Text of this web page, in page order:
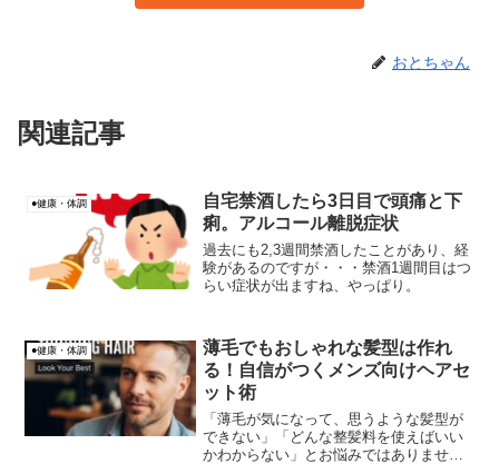
おとちゃん
関連記事
●健康・体調
自宅禁酒したら3日目で頭痛と下
痢。アルコール離脱症状
過去にも2,3週間禁酒したことがあり、経
験があるのですが・・・禁酒1週間目はつ
らい症状が出ますね、やっぱり。
●健康・体調
薄毛でもおしゃれな髪型は作れ
る！自信がつくメンズ向けヘアセ
ット術
「薄毛が気になって、思うような髪型が
できない」「どんな整髪料を使えばいい
かわからない」とお悩みではありません